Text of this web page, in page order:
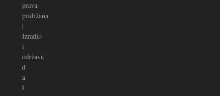
prava
pridržana.
|
Izradio
i
održava
d
a
l